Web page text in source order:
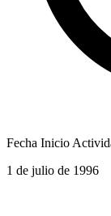
Fecha Inicio
1 de julio de 1996